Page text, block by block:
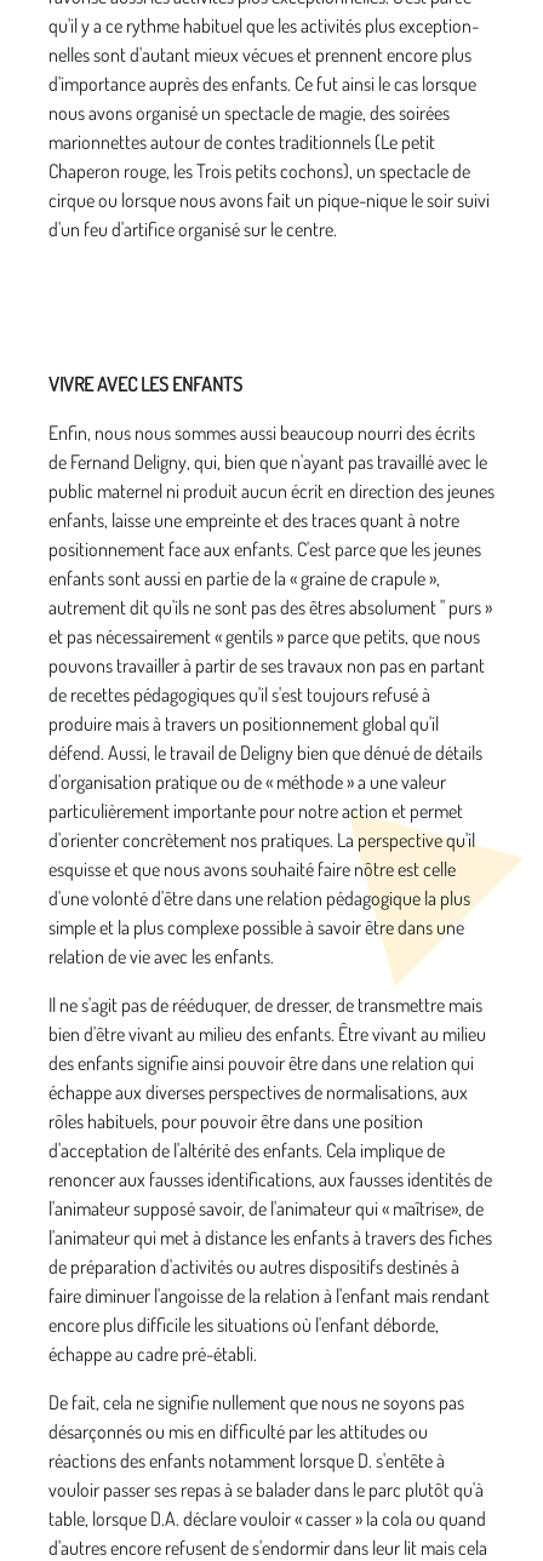
qu'il y a ce rythme habituel que les activités plus exception­
nelles sont d'autant mieux vécues et prennent encore plus
d'importance auprès des enfants. Ce fut ainsi le cas lorsque
nous avons organisé un spectacle de magie, des soirées
marionnettes autour de contes traditionnels (Le petit
Chaperon rouge, les Trois petits cochons), un spectacle de
cirque ou lorsque nous avons fait un pique-nique le soir suivi
d'un feu d'artifice organisé sur le centre.
VIVRE AVEC LES ENFANTS
Enfin, nous nous sommes aussi beaucoup nourri des écrits
de Fernand Deligny, qui, bien que n'ayant pas travaillé avec le
public maternel ni produit aucun écrit en direction des jeunes
enfants, laisse une empreinte et des traces quant à notre
positionnement face aux enfants. C'est parce que les jeunes
enfants sont aussi en partie de la « graine de crapule »,
autrement dit qu'ils ne sont pas des êtres absolument " purs »
et pas nécessairement « gentils » parce que petits, que nous
pouvons travailler à partir de ses travaux non pas en partant
de recettes pédagogiques qu'il s'est toujours refusé à
produire mais à travers un positionnement global qu'il
défend. Aussi, le travail de Deligny bien que dénué de détails
d'organisation pratique ou de « méthode » a une valeur
particulièrement importante pour notre action et permet
d'orienter concrètement nos pratiques. La perspective qu'il
esquisse et que nous avons souhaité faire nôtre est celle
d'une volonté d'être dans une relation pédagogique la plus
simple et la plus complexe possible à savoir être dans une
relation de vie avec les enfants.
Il ne s'agit pas de rééduquer, de dresser, de transmettre mais
bien d'être vivant au milieu des enfants. Être vivant au milieu
des enfants signifie ainsi pouvoir être dans une relation qui
échappe aux diverses perspectives de normalisations, aux
rôles habituels, pour pouvoir être dans une position
d'acceptation de l'alté­rité des enfants. Cela implique de
renon­cer aux fausses identifications, aux fausses identités de
l'animateur supposé savoir, de l'animateur qui « maîtrise», de
l'animateur qui met à distance les enfants à travers des fiches
de préparation d'acti­vités ou autres dispositifs destinés à
faire diminuer l'angoisse de la relation à l'en­fant mais rendant
encore plus difficile les situations où l'enfant déborde,
échappe au cadre pré-établi.
De fait, cela ne signifie nullement que nous ne soyons pas
désarçonnés ou mis en difficulté par les attitudes ou
réactions des enfants notamment lorsque D. s'en­tête à
vouloir passer ses repas à se bala­der dans le parc plutôt qu'à
table, lorsque D.A. déclare vouloir « casser » la cola ou quand
d'autres encore refusent de s'en­dormir dans leur lit mais cela